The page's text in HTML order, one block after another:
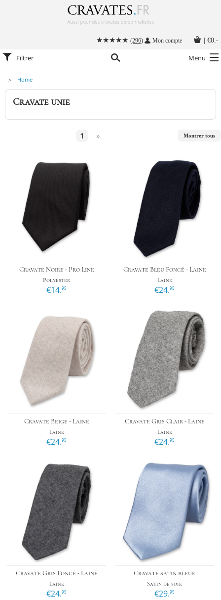
(296) Mon compte €0.-
Menu
Filtrer
Nos cravates
Nos accessoires hommes
Cravate personnalisée
Contact
Home
Cravate unie
1 » Montrer tous
Cravate Noire - Pro Line
Polyester
€14.95
Cravate Bleu Foncé - Laine
Laine
€24.95
Cravate Beige - Laine
Laine
€24.95
Cravate Gris Clair - Laine
Laine
€24.95
Cravate Gris Foncé - Laine
Laine
€24.95
Cravate satin bleue
Satin de soie
€29.95